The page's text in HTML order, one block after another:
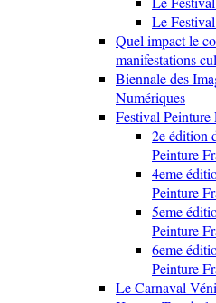
Le
Quel impact le
manifestations
Biennale des
Numériques
Festival Peinture
2e édition
Peinture
4eme
Peinture
5eme
Peinture
6eme
Peinture
Le Carnaval